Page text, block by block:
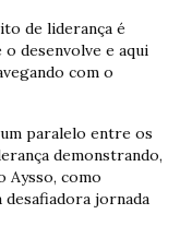
de liderança é
desenvolve e aqui
com o
paralelo entre os
demonstrando,
Aysso, como
desafiadora jornada